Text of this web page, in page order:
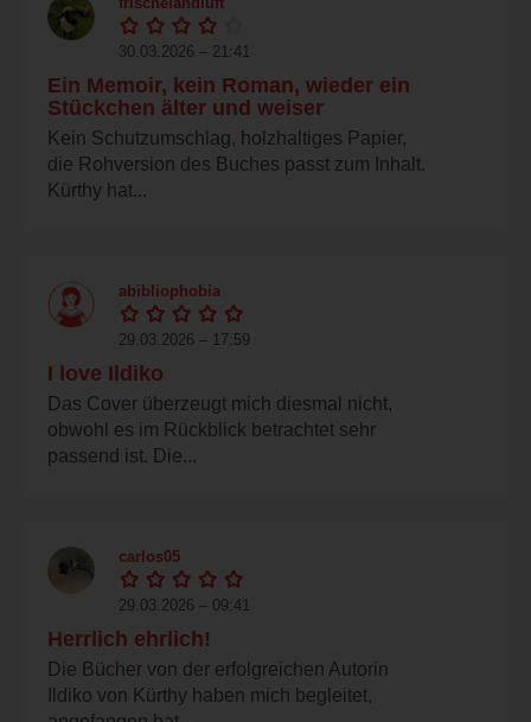
30.03.2026 – 21:41
Ein Memoir, kein Roman, wieder ein
Stückchen älter und weiser
Kein Schutzumschlag, holzhaltiges Papier,
die Rohversion des Buches passt zum Inhalt.
Kürthy hat...
abibliophobia
29.03.2026 – 17:59
I love Ildiko
Das Cover überzeugt mich diesmal nicht,
obwohl es im Rückblick betrachtet sehr
passend ist. Die...
carlos05
29.03.2026 – 09:41
Herrlich ehrlich!
Die Bücher von der erfolgreichen Autorin
Ildiko von Kürthy haben mich begleitet,